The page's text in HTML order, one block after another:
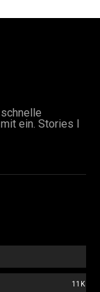
ein. Stories I
11K